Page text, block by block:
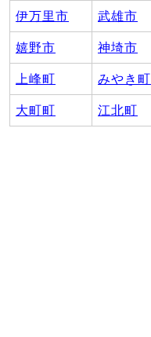
伊万里市 武雄市
嬉野市 神埼市
上峰町 みやき町
大町町 江北町